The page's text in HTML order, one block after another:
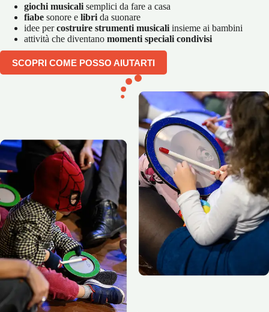
giochi musicali semplici da fare a casa
fiabe sonore e libri da suonare
idee percostruire strumenti musicali insieme ai bambini
attività che diventano momenti speciali condivisi
SCOPRI COME POSSO AIUTARTI